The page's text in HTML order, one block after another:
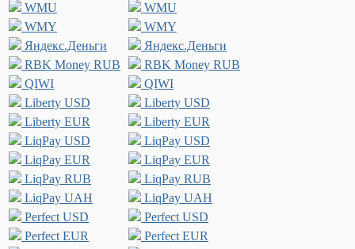
WMU
WMU
WMY
WMY
Яндекс.Деньги
Яндекс.Деньги
RBK Money RUB
RBK Money RUB
QIWI
QIWI
Liberty USD
Liberty USD
Liberty EUR
Liberty EUR
LiqPay USD
LiqPay USD
LiqPay EUR
LiqPay EUR
LiqPay RUB
LiqPay RUB
LiqPay UAH
LiqPay UAH
Perfect USD
Perfect USD
Perfect EUR
Perfect EUR